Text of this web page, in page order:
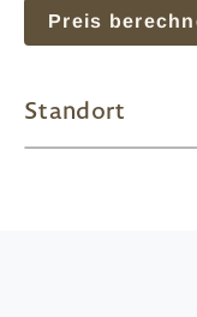
Preis
Standort